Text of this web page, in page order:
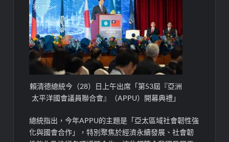
賴清德總統今（28）日上午出席「第53屆『亞洲
太平洋國會議員聯合會』（APPU）開幕典禮」
總統指出，今年APPU的主題是「亞太區域社會韌性強
化與國會合作」，特別聚焦於經濟永續發展、社會韌